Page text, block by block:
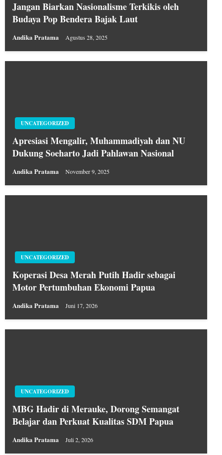
Jangan Biarkan Nasionalisme Terkikis oleh
Budaya Pop Bendera Bajak Laut
Andika Pratama Agustus 28, 2025
UNCATEGORIZED
Apresiasi Mengalir, Muhammadiyah dan NU
Dukung Soeharto Jadi Pahlawan Nasional
Andika Pratama November 9, 2025
UNCATEGORIZED
Koperasi Desa Merah Putih Hadir sebagai
Motor Pertumbuhan Ekonomi Papua
Andika Pratama Juni 17, 2026
UNCATEGORIZED
MBG Hadir di Merauke, Dorong Semangat
Belajar dan Perkuat Kualitas SDM Papua
Andika Pratama Juli 2, 2026